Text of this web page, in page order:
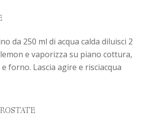
da 250 ml di acqua calda diluisci 2
e vaporizza su piano cottura,
forno. Lascia agire e risciacqua